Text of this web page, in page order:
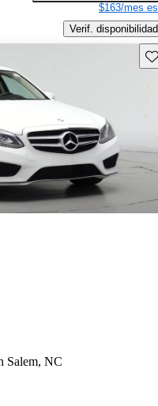
$163/mes
Verif. disponibilidad
Salem, NC